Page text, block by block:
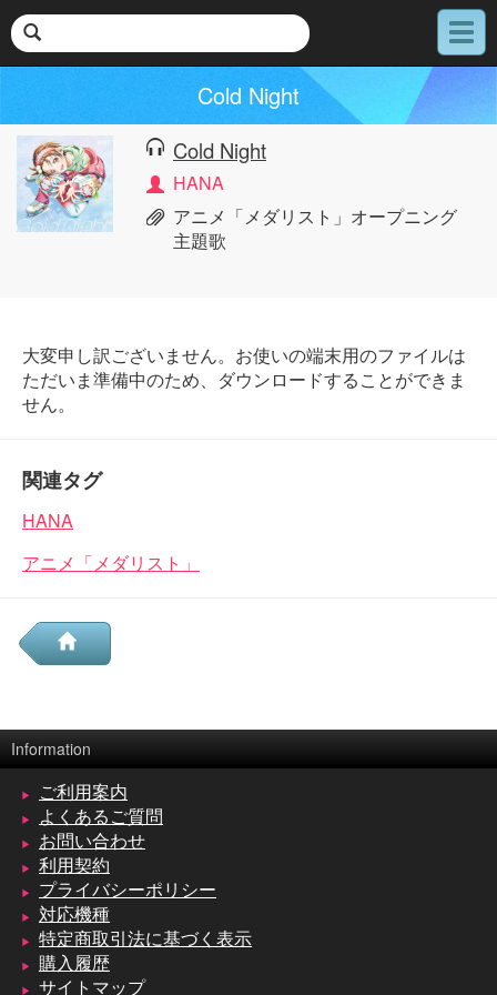
メ
ニ
Cold Night
Cold Night
HANA
アニメ「メダリスト」オープニング
主題歌
大変申し訳ございません。お使いの端末用のファイルは
ただいま準備中のため、ダウンロードすることができま
せん。
関連タグ
HANA
アニメ「メダリスト」
Information
ご利用案内
よくあるご質問
お問い合わせ
利用契約
プライバシーポリシー
対応機種
特定商取引法に基づく表示
購入履歴
サイトマップ